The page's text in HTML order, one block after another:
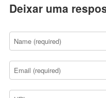
Deixar uma